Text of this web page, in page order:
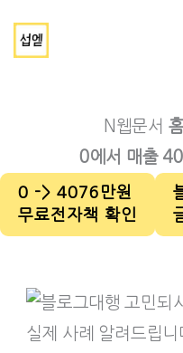
기
N웹문서
0에서 매출
0 -> 4076만원
무료전자책 확인